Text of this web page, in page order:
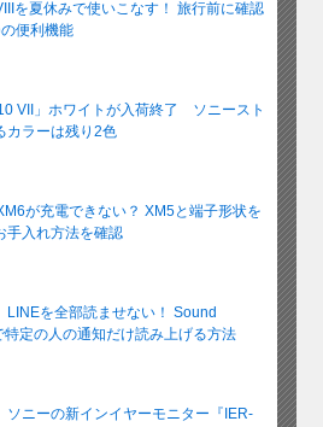
を夏休みで使いこなす！ 旅行前に確認
便利機能
VII」ホワイトが入荷終了 ソニースト
カラーは残り2色
が充電できない？ XM5と端子形状を
手入れ方法を確認
LINEを全部読ませない！ Sound
特定の人の通知だけ読み上げる方法
ソニーの新インイヤーモニター『IER-